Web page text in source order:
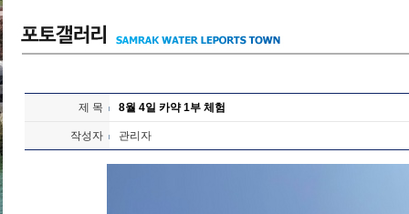
제 목 8월 4일 카약 1부 체험
작성자 관리자